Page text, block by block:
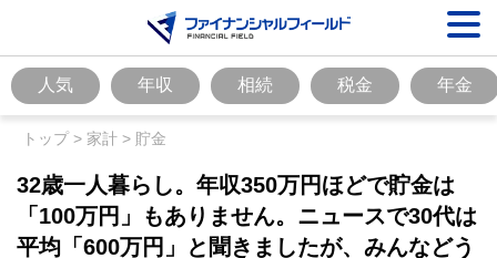
人気 年収 相続 税金 年金
トップ> 家計 > 貯金
32歳一人暮らし。年収350万円ほどで貯金は
「100万円」もありません。ニュースで30代は
平均「600万円」と聞きましたが、みんなどう